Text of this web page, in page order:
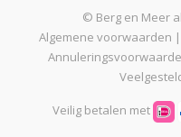
© Berg en Meer
Algemene voorwaarden |
Veilig betalen met